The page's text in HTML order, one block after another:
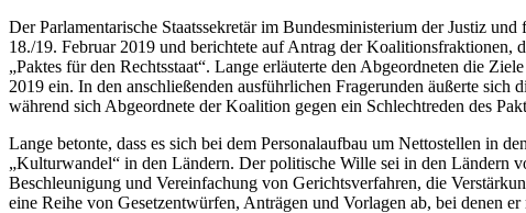
Der Parlamentarische Staatssekretär im Bundesministerium der Justiz
18./19. Februar 2019 und berichtete auf Antrag der
„Paktes für den Rechtsstaat“. Lange erläuterte den Abgeordneten die
2019 ein. In den anschließenden ausführlichen Fragerunden äußerte
während sich Abgeordnete der Koalition gegen ein Schlechtreden des
Lange betonte, dass es sich bei dem Personalaufbau um Nettostellen in
„Kulturwandel“ in den Ländern. Der politische Wille sei in den Ländern
Beschleunigung und Vereinfachung von Gerichtsverfahren, die
eine Reihe von Gesetzentwürfen, Anträgen und Vorlagen ab, bei denen